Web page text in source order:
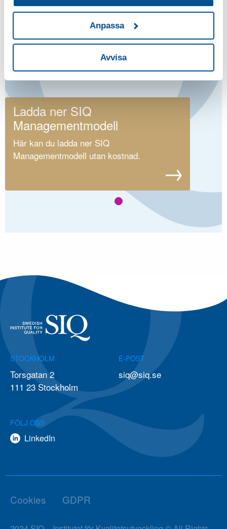
Anpassa
Avvisa
Ladda ner SIQ
Managementmodell
Här kan du ladda ner SIQ
Managementmodell utan kostnad.
STOCKHOLM
Torsgatan 2
111 23 Stockholm
E-POST
siq@siq.se
FÖLJ OSS
LinkedIn
Cookies GDPR